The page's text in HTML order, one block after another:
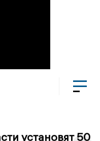
установят 50